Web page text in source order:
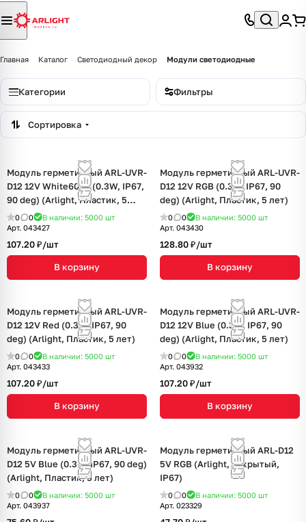
Главная Каталог Светодиодный декор Модули светодиодные
Категории Фильтры
Сортировка
Модуль герметичный ARL-UVR-
D12 12V White6000 (0.3W, IP67,
90 deg) (Arlight, Пластик, 5
лет)
0 0 В наличии: 5000 шт
Арт. 043427
107.20 ₽/шт
В корзину
Модуль герметичный ARL-UVR-
D12 12V RGB (0.3W, IP67, 90
deg) (Arlight, Пластик, 5 лет)
0 0 В наличии: 5000 шт
Арт. 043430
128.80 ₽/шт
В корзину
Модуль герметичный ARL-UVR-
D12 12V Red (0.3W, IP67, 90
deg) (Arlight, Пластик, 5 лет)
0 0 В наличии: 5000 шт
Арт. 043433
107.20 ₽/шт
В корзину
Модуль герметичный ARL-UVR-
D12 12V Blue (0.3W, IP67, 90
deg) (Arlight, Пластик, 5 лет)
0 0 В наличии: 5000 шт
Арт. 043932
107.20 ₽/шт
В корзину
Модуль герметичный ARL-UVR-
D12 5V Blue (0.3W, IP67, 90 deg)
(Arlight, Пластик, 5 лет)
0 0 В наличии: 5000 шт
Арт. 043937
Модуль герметичный ARL-D12
5V RGB (Arlight, Закрытый,
IP67)
0 0 В наличии: 5000 шт
Арт. 023329